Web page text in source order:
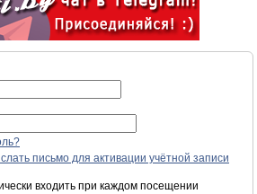
письмо для активации учётной записи
входить при каждом посещении